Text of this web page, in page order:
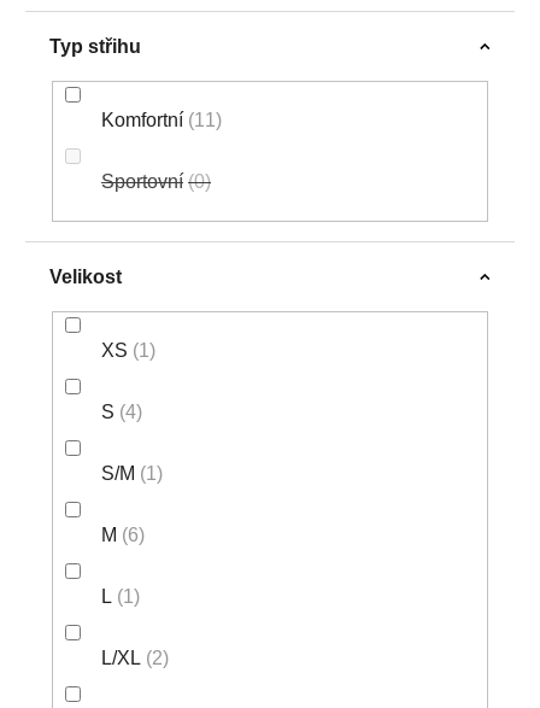
Typ střihu
Komfortní 11
Sportovní 0
Velikost
XS 1
S 4
S/M 1
M 6
L 1
L/XL 2